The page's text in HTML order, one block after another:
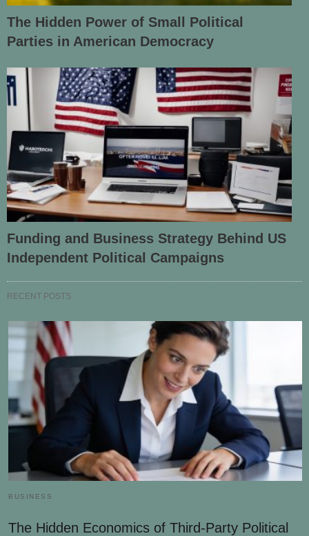
The Hidden Power of Small Political
Parties in American Democracy
Funding and Business Strategy Behind US
Independent Political Campaigns
RECENT POSTS
BUSINESS
The Hidden Economics of Third-Party Political